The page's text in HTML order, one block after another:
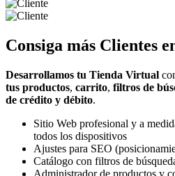
Consiga más Clientes
Desarrollamos tu Tienda Virtual
tus productos, carrito, filtros de
de crédito y débito.
Sitio Web profesional y a
todos los dispositivos
Ajustes para SEO
Catálogo con filtros de